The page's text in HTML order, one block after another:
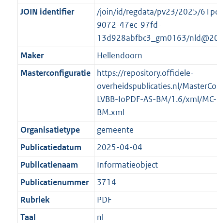
i
n
f
o
a
t
o
e
k
e
g
r
o
o
t
t
e
:
K
b
JOIN identifier
/join/id/regdata/pv23/2025/
9072-47ec-97fd-
13d928abfbc3_gm0163/
Maker
Hellendoorn
Masterconfiguratie
https://repository.officiele-
overheidspublicaties.nl/
LVBB-IoPDF-AS-BM/1.6/xml/
BM.xml
Organisatietype
gemeente
Publicatiedatum
2025-04-04
Publicatienaam
Informatieobject
Publicatienummer
3714
Rubriek
PDF
Taal
nl